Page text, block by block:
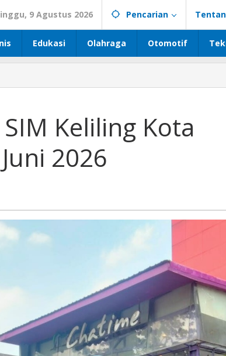
9 Agustus 2026 Pencarian
Edukasi Olahraga Otomotif
Keliling Kota
2026